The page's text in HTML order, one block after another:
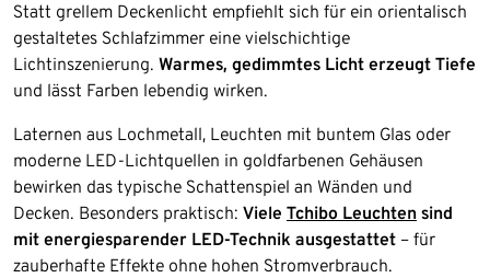
Statt grellem Deckenlicht empfiehlt sich für ein orientalisch
gestaltetes Schlafzimmer eine vielschichtige
Lichtinszenierung. Warmes, gedimmtes Licht erzeugt Tiefe
und lässt Farben lebendig wirken.
Laternen aus Lochmetall, Leuchten mit buntem Glas oder
moderne LED-Lichtquellen in goldfarbenen Gehäusen
bewirken das typische Schattenspiel an Wänden und
Decken. Besonders praktisch: Viele Tchibo Leuchten sind
mit energiesparender LED-Technik ausgestattet – für
zauberhafte Effekte ohne hohen Stromverbrauch.